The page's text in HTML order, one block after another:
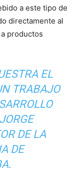
a este tipo de
directamente al
productos
EL
TRABAJO
DE LA
DE